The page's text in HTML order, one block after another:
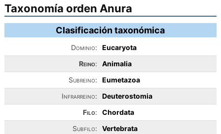
Taxonomía orden Anura
Clasificación taxonómica
Dominio:
Eucaryota
Reino:
Animalia
Subreino:
Eumetazoa
Infrarreino:
Deuterostomia
Filo:
Chordata
Subfilo:
Vertebrata